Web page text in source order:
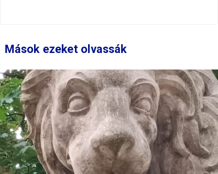
Mások ezeket olvassák